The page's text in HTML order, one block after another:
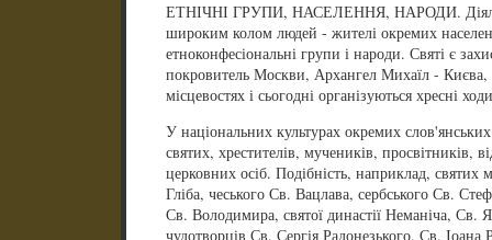
ЕТНІЧНІ ГРУПИ, НАСЕЛЕННЯ, НАРОДИ.
широким колом людей - жителі окремих
етноконфесіональні групи і народи. Святі є
покровитель Москви, Архангел Михаїл -
місцевостях і сьогодні організуються хресні
У національних культурах окремих
святих, хрестителів, мучеників, просвітників,
церковних осіб. Подібність, наприклад, святих
Гліба, чеського Св. Вацлава, сербського Св.
Св. Володимира, святої династії Неманіча, Св.
чудотворців Св. Сергія Радонезького, Св.